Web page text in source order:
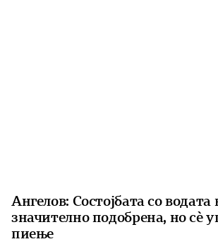
Ангелов: Состојбата со водата
значително подобрена, но сè
пиење